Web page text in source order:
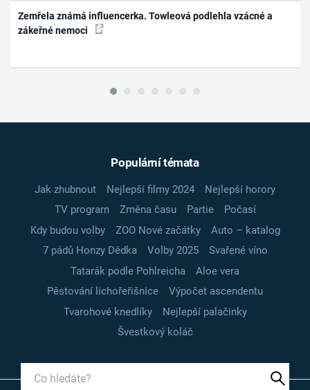
Zemřela známá influencerka. Towleová podlehla vzácné a
zákeřné nemoci
Populární témata
Jak zhubnout Nejlepší filmy 2024
Nejlepší horory
TV program
Změna času Partie
Počasí
Kdy budou volby
ZOO Nové začátky
Auto – katalog
7 pádů Honzy Dědka
Volby 2025
Svařené víno
Tatarák podle Pohlreicha
Aloe vera
Pěstování lichořeřišnice
Výpočet ascendentu
Tvarohové knedlíky
Nejlepší palačinky
Švestkový koláč